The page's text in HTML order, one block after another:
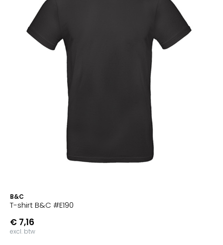
B&C
T-shirt B&C #E190
€ 7,16
excl. btw